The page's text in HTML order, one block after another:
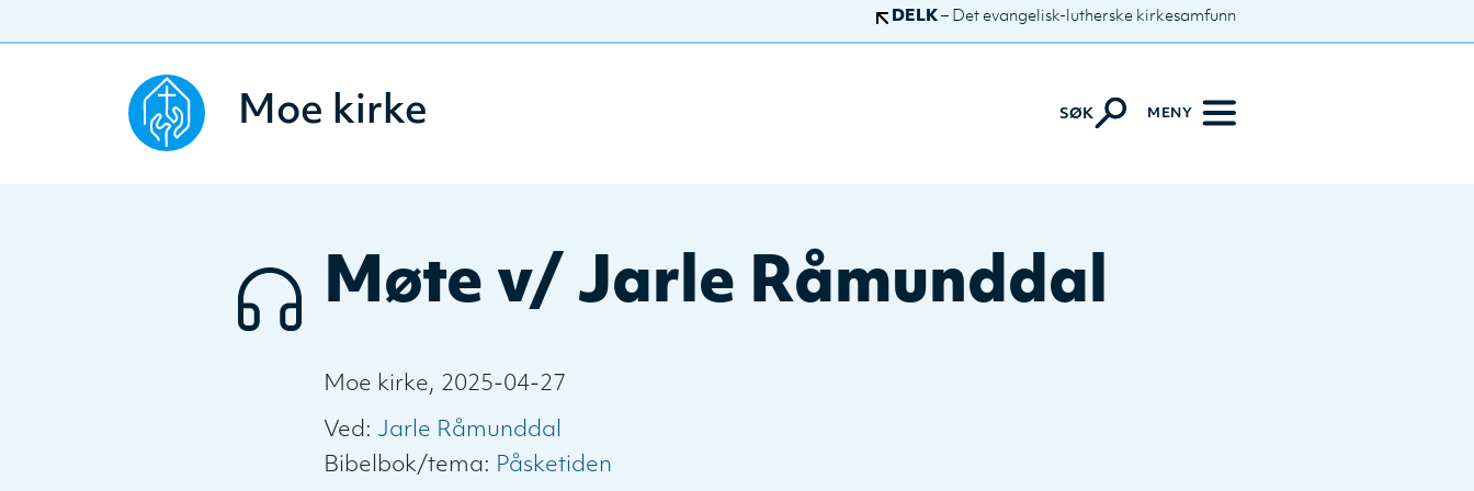
DELK – Det evangelisk-lutherske kirkesamfunn
Moe kirke SØK MENY
Møte v/ Jarle Råmunddal
Moe kirke, 2025-04-27
Ved: Jarle Råmunddal
Bibelbok/tema: Påsketiden